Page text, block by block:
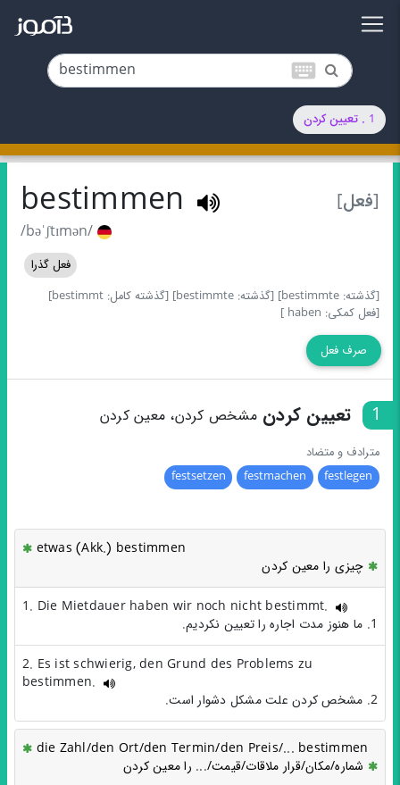
keyboard
1 . تعیین کردن
[فعل] bestimmen
/bəˈʃtɪmən/
فعل گذرا
[گذشته: bestimmte]
[گذشته: bestimmte]
[گذشته کامل: bestimmt]
[فعل کمکی: haben ]
صرف فعل
1 تعیین کردنمشخص کردن، معین کردن
مترادف و متضاد
festlegen
festmachen
festsetzen
etwas (Akk.) bestimmen
چیزی را معین کردن
1. Die Mietdauer haben wir noch nicht bestimmt.
1. ما هنوز مدت اجاره را تعیین نکردیم.
2. Es ist schwierig, den Grund des Problems zu
bestimmen.
2. مشخص کردن علت مشکل دشوار است.
die Zahl/den Ort/den Termin/den Preis/... bestimmen
شماره/مکان/قرار ملاقات/قیمت/... را معین کردن